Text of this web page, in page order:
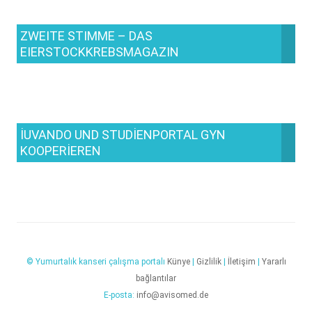
ZWEITE STIMME – DAS
EIERSTOCKKREBSMAGAZIN
IUVANDO UND STUDIENPORTAL GYN
KOOPERIEREN
© Yumurtalık kanseri çalışma portalı Künye| Gizlilik| İletişim
Yararlı
bağlantılar
E-posta: info@avisomed.de